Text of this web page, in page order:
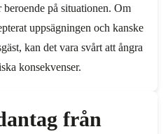
på situationen. Om
uppsägningen och kanske
kan det vara svårt att ångra
konsekvenser.
från